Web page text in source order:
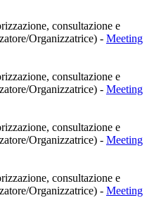
consultazione e
Organizzatrice) - Meeting
consultazione e
Organizzatrice) - Meeting
consultazione e
Organizzatrice) - Meeting
consultazione e
Organizzatrice) - Meeting